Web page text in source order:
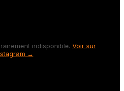
indisponible. Voir sur
→